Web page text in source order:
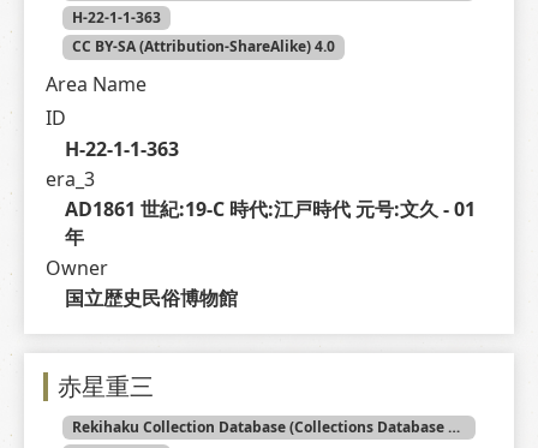
H-22-1-1-363
CC BY-SA (Attribution-ShareAlike) 4.0
Area Name
ID
H-22-1-1-363
era_3
AD1861 世紀:19-C 時代:江戸時代 元号:文久 - 01
年
Owner
国立歴史民俗博物館
赤星重三
Rekihaku Collection Database (Collections Database of the National Museum of Japanese History)